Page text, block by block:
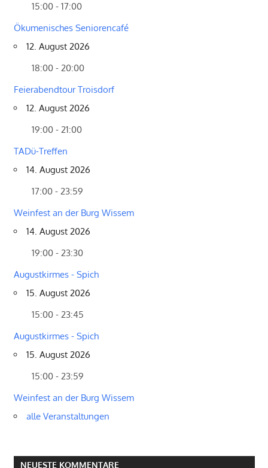
15:00 - 17:00
Ökumenisches Seniorencafé
12. August 2026
18:00 - 20:00
Feierabendtour Troisdorf
12. August 2026
19:00 - 21:00
TADü-Treffen
14. August 2026
17:00 - 23:59
Weinfest an der Burg Wissem
14. August 2026
19:00 - 23:30
Augustkirmes - Spich
15. August 2026
15:00 - 23:45
Augustkirmes - Spich
15. August 2026
15:00 - 23:59
Weinfest an der Burg Wissem
alle Veranstaltungen
NEUESTE KOMMENTARE